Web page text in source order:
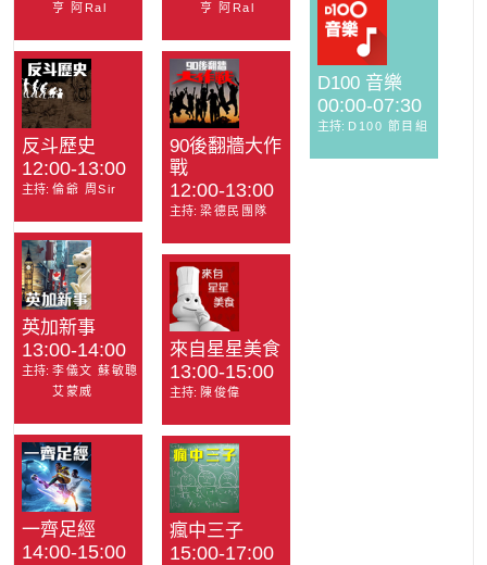
亨 阿Ral
反斗歷史
12:00-13:00
主持: 倫爺 周Sir
英加新事
13:00-14:00
主持: 李儀文 蘇敏聰
艾蒙威
一齊足經
14:00-15:00
亨 阿Ral
90後翻牆大作
戰
12:00-13:00
主持: 梁德民團隊
來自星星美食
13:00-15:00
主持: 陳俊偉
瘋中三子
15:00-17:00
D100 音樂
00:00-07:30
主持: D100 節目組